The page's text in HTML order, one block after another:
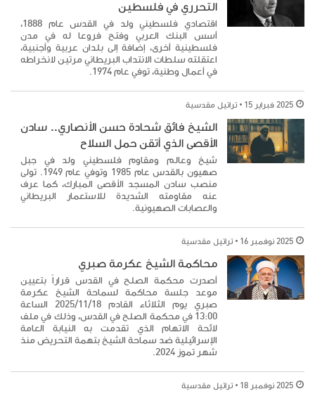
التحرري في فلسطين
اقتصادي فلسطيني ولد في القدس عام 1888،
أسس البنك العربي وفتح فروعا له في مدن
فلسطينية أخرى، إضافة إلى بلدان عربية وأجنبية،
اعتقلته سلطات الانتداب البريطاني مرتين لانخراطه
في أعمال وطنية، توفي عام 1974.
2025 فبراير 15 تراتيل مقدسية
الشيخ فائق شحادة حسن الأنصاري.. سادن
الأقصى الذي أتقن حمل السلاح
شيخ وعالم ومقاوم فلسطيني ولد في جبل
صهيون بالقدس عام 1985 وتوفي عام 1949. تولى
منصب سادن المسجد الأقصى المبارك، كما عرف
عنه مقاومته الشديدة للاستعمار البريطاني
والعصابات الصهيونية.
2025 نوفمبر 16 تراتيل مقدسية
محاكمة الشيخ عكرمة صبري
أصدرت محكمة الصلح في القدس قراراً بتعيين
موعد جلسة محاكمة لسماحة الشيخ عكرمة
صبري يوم الثلاثاء القادم 2025/11/18 الساعة
13:00 في محكمة الصلح في القدس، وذلك في ملف
لائحة الاتهام الذي تقدمت به النيابة العامة
الإسرائيلية ضد سماحة الشيخ بتهمة التحريض منذ
شهر تموز 2024.
2025 نوفمبر 18 تراتيل مقدسية